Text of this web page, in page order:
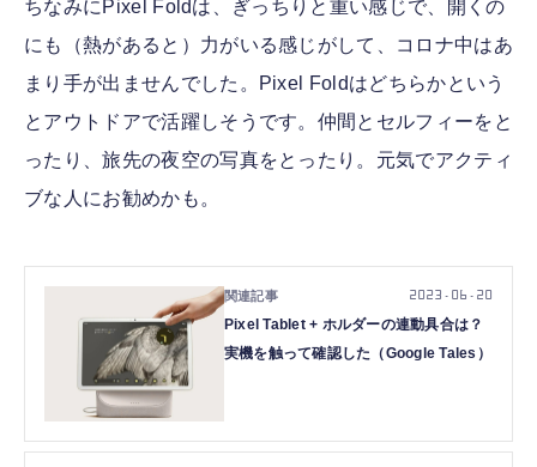
ちなみにPixel Foldは、ぎっちりと重い感じで、開くの
にも（熱があると）力がいる感じがして、コロナ中はあ
まり手が出ませんでした。Pixel Foldはどちらかという
とアウトドアで活躍しそうです。仲間とセルフィーをと
ったり、旅先の夜空の写真をとったり。元気でアクティ
ブな人にお勧めかも。
Pixel Tablet + ホルダーの連動具合は？
実機を触って確認した（Google Tales）
2023.06.20